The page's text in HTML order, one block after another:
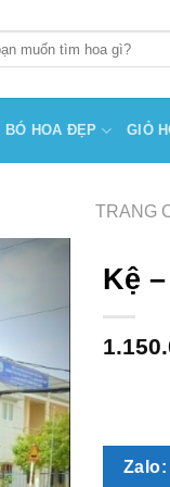
BÓ HOA ĐẸP GIỎ
TRANG
Kệ
Zalo: